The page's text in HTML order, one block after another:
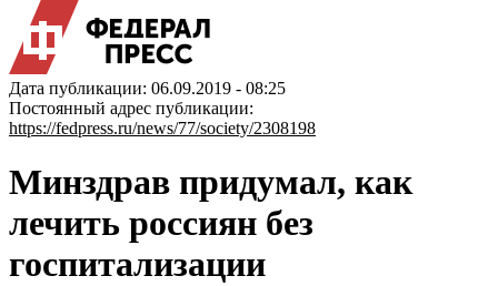
Дата публикации: 06.09.2019 - 08:25
Постоянный адрес публикации:
https://fedpress.ru/news/77/society/2308198
Минздрав придумал, как
лечить россиян без
госпитализации